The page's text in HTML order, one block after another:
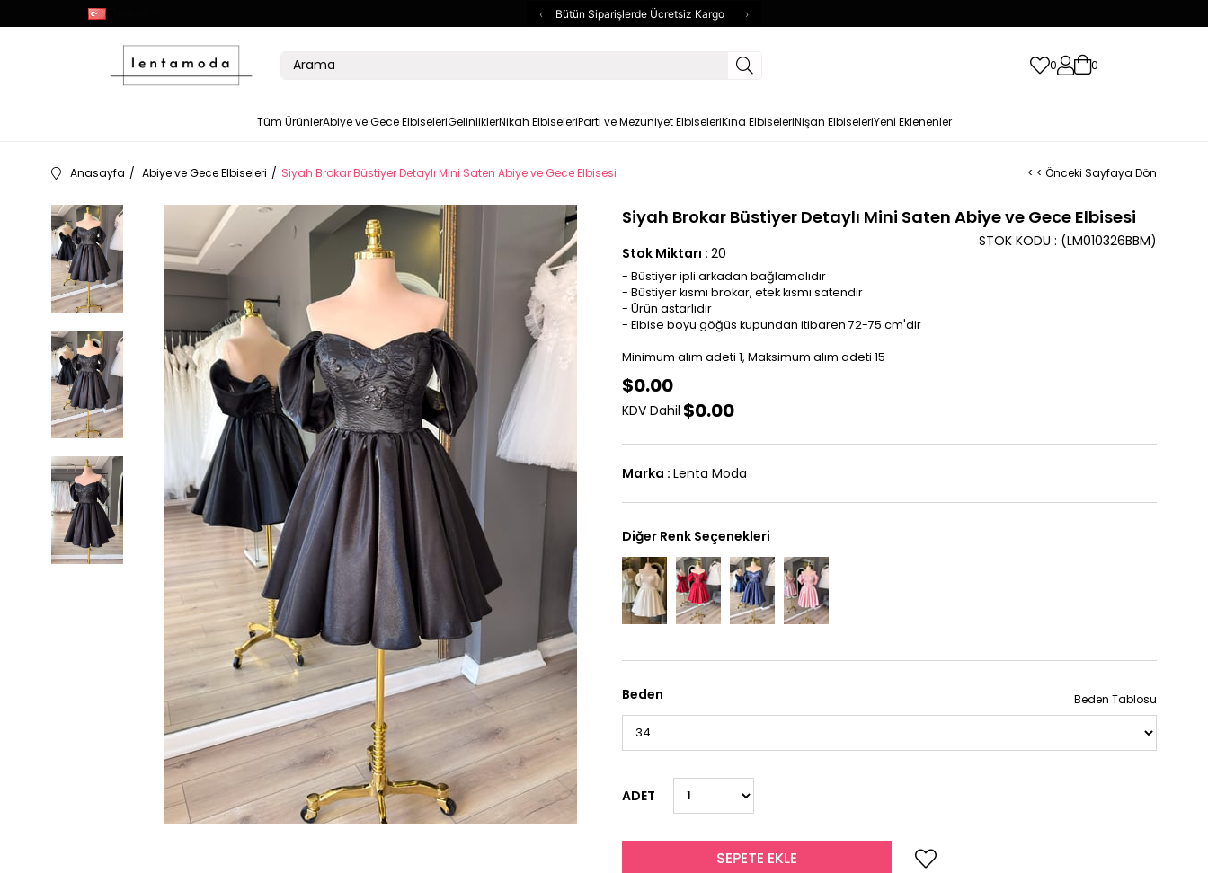
‹ Bütün Siparişlerde Ücretsiz Kargo ›
0 0
Tüm ÜrünlerAbiye ve Gece ElbiseleriGelinliklerNikah ElbiseleriParti ve Mezuniyet ElbiseleriKına ElbiseleriNişan ElbiseleriYeni Eklenenler
Anasayfa Abiye ve Gece Elbiseleri Siyah Brokar Büstiyer Detaylı Mini Saten Abiye ve Gece Elbisesi < < Önceki Sayfaya Dön
Siyah Brokar Büstiyer Detaylı Mini Saten Abiye ve Gece Elbisesi
(LM010326BBM)
STOK KODU
Stok Miktarı : 20
- Büstiyer ipli arkadan bağlamalıdır
- Büstiyer kısmı brokar, etek kısmı satendir
- Ürün astarlıdır
- Elbise boyu göğüs kupundan itibaren 72-75 cm'dir
Minimum alım adeti 1, Maksimum alım adeti 15
$0.00
KDV Dahil $0.00
Marka : Lenta Moda
Diğer Renk Seçenekleri
Beden Beden Tablosu
ADET